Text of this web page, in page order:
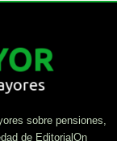
sobre pensiones,
de EditorialOn